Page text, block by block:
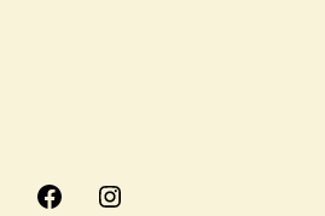
Facebook